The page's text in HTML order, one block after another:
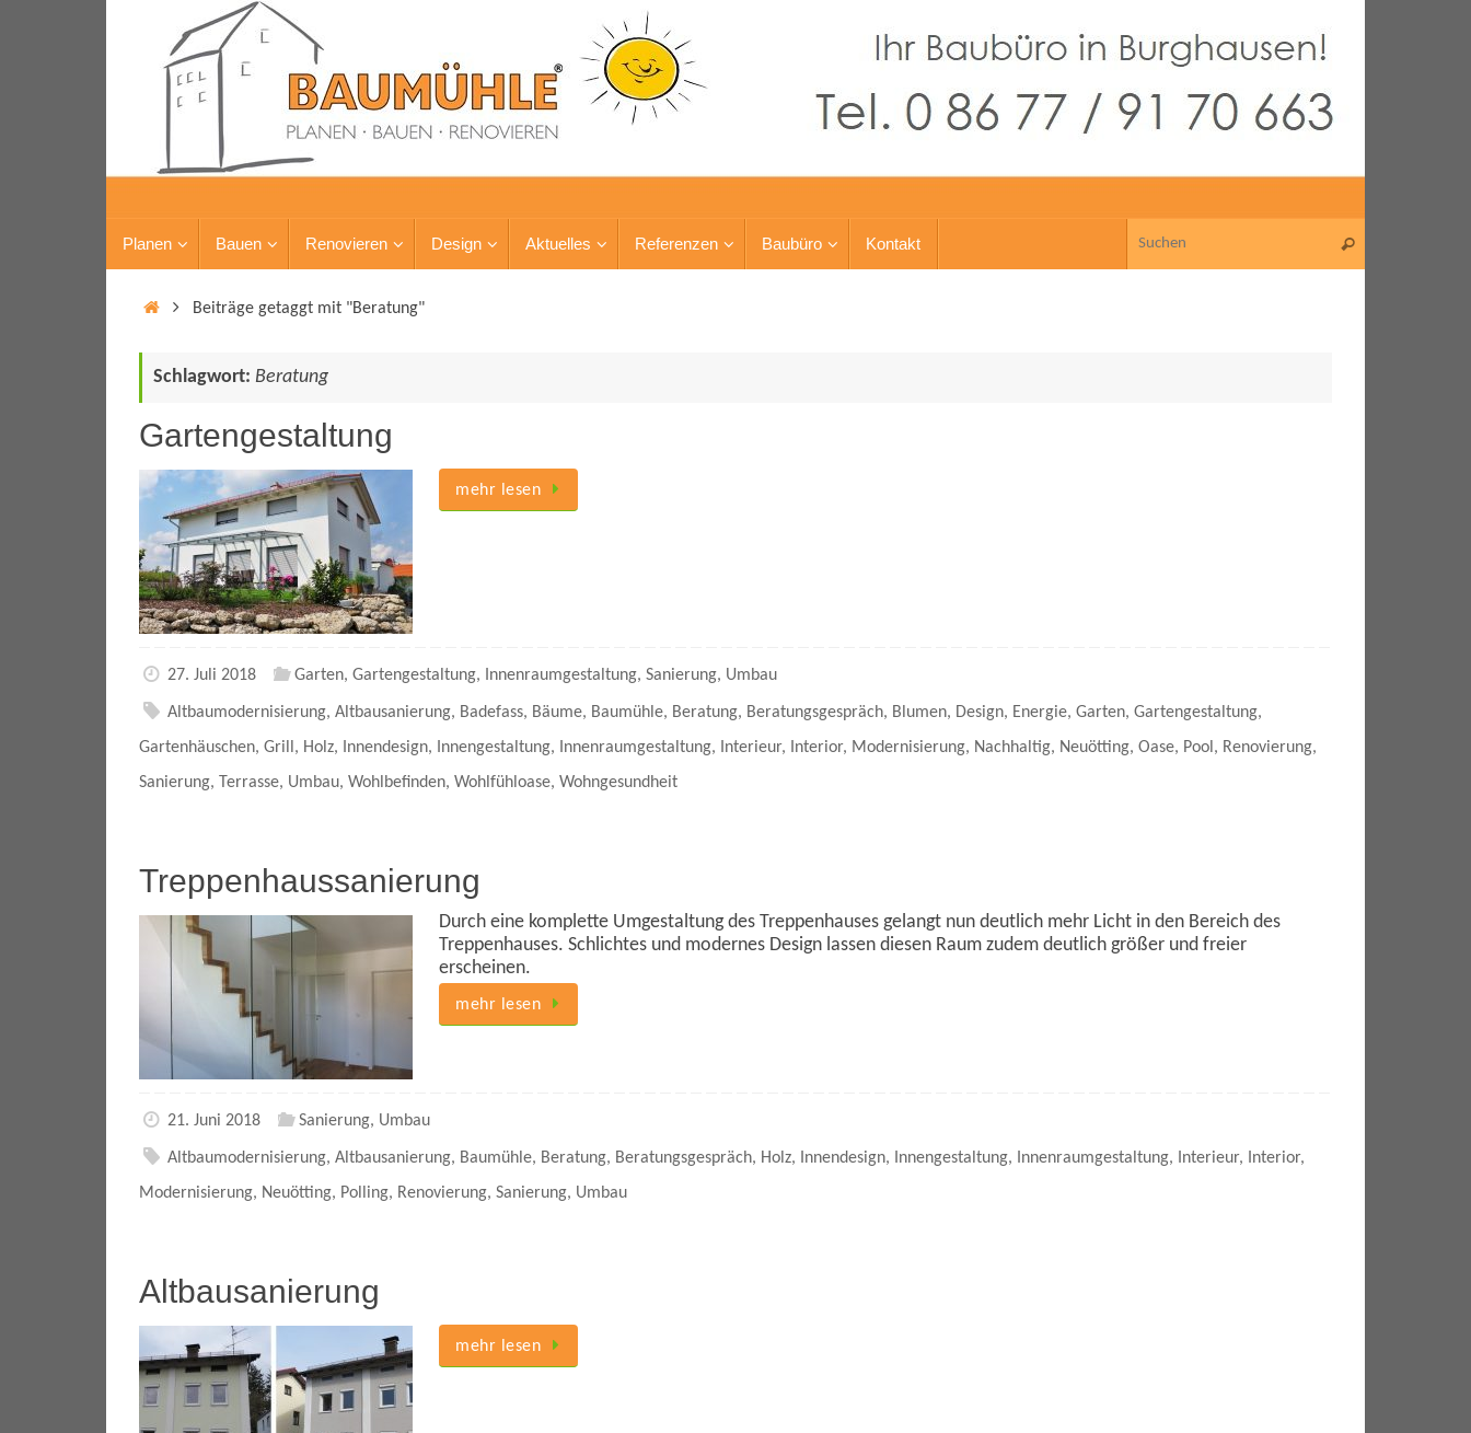
Planen Bauen Renovieren Design Aktuelles Referenzen Baubüro Kontakt
Beiträge getaggt mit "Beratung"
Schlagwort: Beratung
Gartengestaltung
mehr lesen
27. Juli 2018 Garten, Gartengestaltung, Innenraumgestaltung, Sanierung, Umbau
Altbaumodernisierung,Altbausanierung, Badefass, Bäume, Baumühle, Beratung, Beratungsgespräch, Blumen, Design, Energie,Garten,Gartengestaltung,
Gartenhäuschen, Grill , Holz, Innendesign, Innengestaltung, Innenraumgestaltung, Interieur, Interior, Modernisierung, Nachhaltig, Neuötting, Oase, Pool , Renovierung,
Sanierung, Terrasse, Umbau, Wohlbefinden, Wohlfühloase, Wohngesundheit
Treppenhaussanierung
Durch eine komplette Umgestaltung des Treppenhauses gelangt nun deutlich mehr Licht in den Bereich des
Treppenhauses. Schlichtes und modernes Design lassen diesen Raum zudem deutlich größer und freier
erscheinen.
mehr lesen
21. Juni 2018 Sanierung, Umbau
Altbaumodernisierung,Altbausanierung, Baumühle, Beratung, Beratungsgespräch, Holz, Innendesign, Innengestaltung, Innenraumgestaltung, Interieur, Interior,
Modernisierung, Neuötting, Polling, Renovierung, Sanierung, Umbau
Altbausanierung
mehr lesen